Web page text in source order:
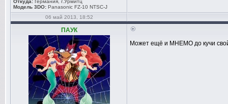
Откуда: Германия, г.Урмитц
Модель 3DO: Panasonic FZ-10 NTSC-J
06 май 2013, 18:52
ПАУК
Может ещё и МНЕМО до кучи